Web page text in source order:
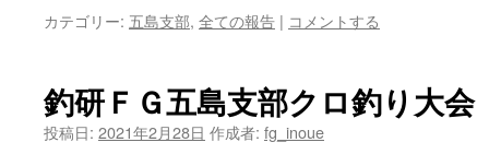
カテゴリー: 五島支部, 全ての報告 | コメントする
釣研ＦＧ五島支部クロ釣り大会
投稿日: 2021年2月28日 作成者: fg_inoue